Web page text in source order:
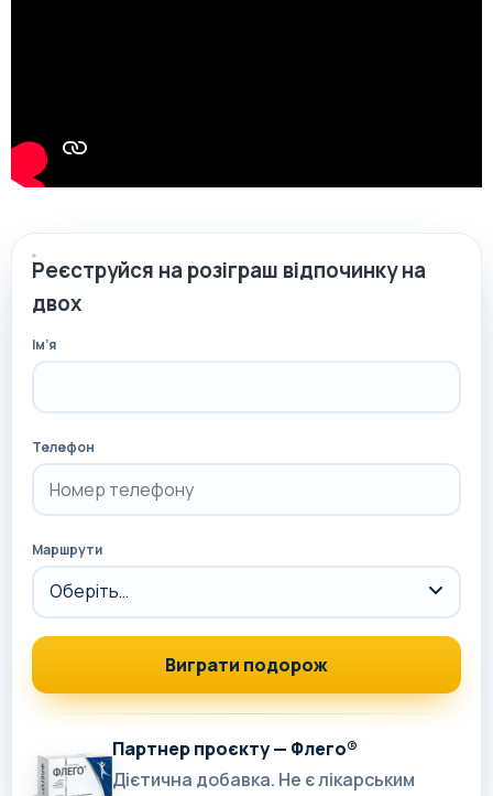
Реєструйся на розіграш відпочинку на
двох
Ім’я
Телефон
Маршрути
Виграти подорож
Партнер проєкту — Флего®
Дієтична добавка. Не є лікарським